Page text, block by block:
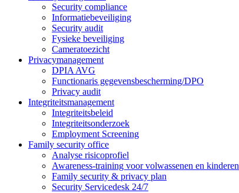
Security compliance
Informatiebeveiliging
Security audit
Fysieke beveiliging
Cameratoezicht
Privacymanagement
DPIA AVG
Functionaris gegevensbescherming/DPO
Privacy audit
Integriteitsmanagement
Integriteitsbeleid
Integriteitsonderzoek
Employment Screening
Family security office
Analyse risicoprofiel
Awareness-training voor volwassenen en kinderen
Family security & privacy plan
Security Servicedesk 24/7